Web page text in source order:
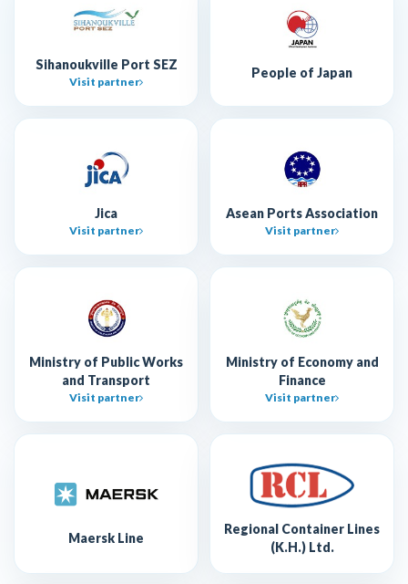
Sihanoukville Port SEZ
Visit partner
People of Japan
Jica
Visit partner
Asean Ports Association
Visit partner
Ministry of Public Works
and Transport
Visit partner
Ministry of Economy and
Finance
Visit partner
Maersk Line
Regional Container Lines
(K.H.) Ltd.